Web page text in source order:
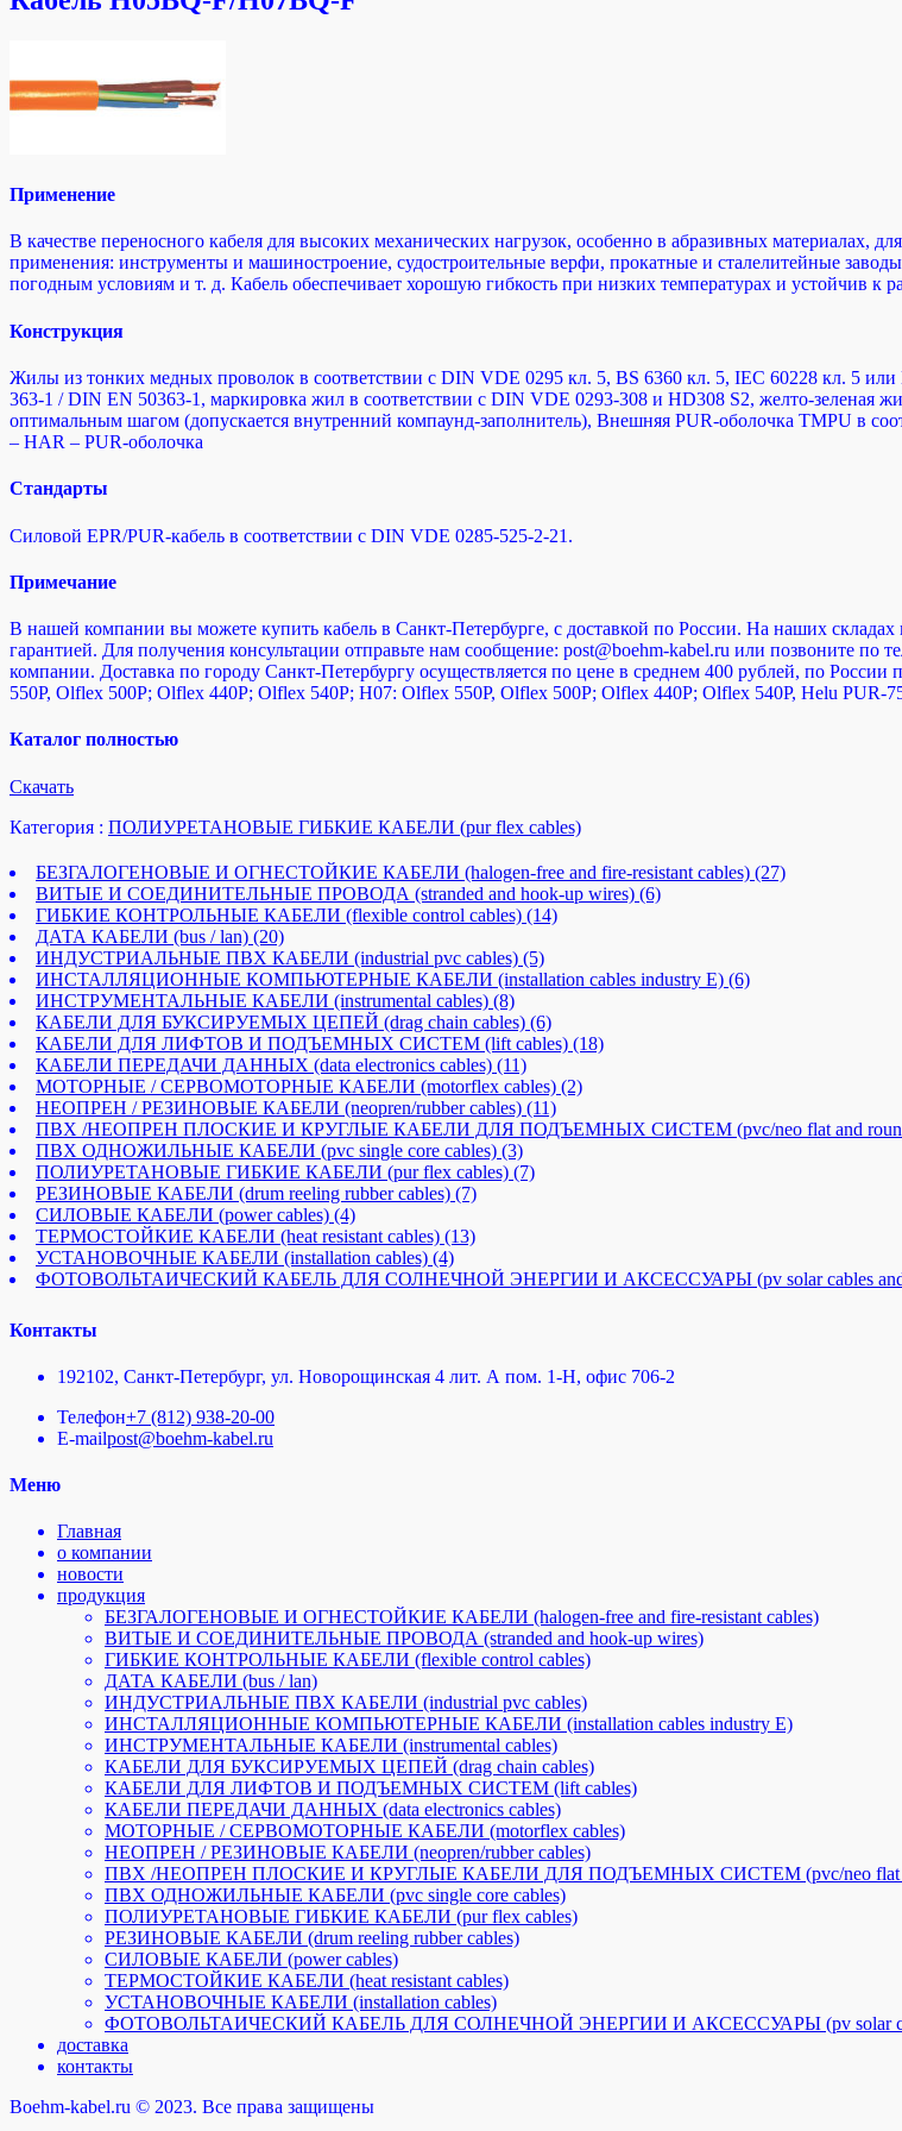
Применение
В качестве переносного кабеля для высоких механических нагрузок, особенно в абразивных
применения: инструменты и машиностроение, судостроительные верфи, прокатные и сталелитейные
погодным условиям и т. д. Кабель обеспечивает хорошую гибкость при низких температурах и устойчив к
Конструкция
Жилы из тонких медных проволок в соответствии с DIN VDE 0295 кл. 5, BS 6360 кл. 5, IEC 60228 кл. 5
363-1 / DIN EN 50363-1, маркировка жил в соответствии с DIN VDE 0293-308 и HD308 S2, желто-зеленая
оптимальным шагом (допускается внутренний компаунд-заполнитель), Внешняя PUR-оболочка TMPU в
– HAR – PUR-оболочка
Стандарты
Силовой EPR/PUR-кабель в соответствии с DIN VDE 0285-525-2-21.
Примечание
В нашей компании вы можете купить кабель в Санкт-Петербурге, с доставкой по России. На наших складах
гарантией. Для получения консультации отправьте нам сообщение: post@boehm-kabel.ru или позвоните
компании. Доставка по городу Санкт-Петербургу осуществляется по цене в среднем 400 рублей, по
550P, Olflex 500P; Olflex 440P; Olflex 540P; H07: Olflex 550P, Olflex 500P; Olflex 440P; Olflex 540P, Helu PUR-
Каталог полностью
Cкачать
Категория : ПОЛИУРЕТАНОВЫЕ ГИБКИЕ КАБЕЛИ (pur flex cables)
БЕЗГАЛОГЕНОВЫЕ И ОГНЕСТОЙКИЕ КАБЕЛИ (halogen-free and fire-resistant cables) (27)
ВИТЫЕ И СОЕДИНИТЕЛЬНЫЕ ПРОВОДА (stranded and hook-up wires) (6)
ГИБКИЕ КОНТРОЛЬНЫЕ КАБЕЛИ (flexible control cables) (14)
ДАТА КАБЕЛИ (bus / lan) (20)
ИНДУСТРИАЛЬНЫЕ ПВХ КАБЕЛИ (industrial pvc cables) (5)
ИНСТАЛЛЯЦИОННЫЕ КОМПЬЮТЕРНЫЕ КАБЕЛИ (installation cables industry E) (6)
ИНСТРУМЕНТАЛЬНЫЕ КАБЕЛИ (instrumental cables) (8)
КАБЕЛИ ДЛЯ БУКСИРУЕМЫХ ЦЕПЕЙ (drag chain cables) (6)
КАБЕЛИ ДЛЯ ЛИФТОВ И ПОДЪЕМНЫХ СИСТЕМ (lift cables) (18)
КАБЕЛИ ПЕРЕДАЧИ ДАННЫХ (data electronics cables) (11)
МОТОРНЫЕ / СЕРВОМОТОРНЫЕ КАБЕЛИ (motorflex cables) (2)
НЕОПРЕН / РЕЗИНОВЫЕ КАБЕЛИ (neopren/rubber cables) (11)
ПВХ /НЕОПРЕН ПЛОСКИЕ И КРУГЛЫЕ КАБЕЛИ ДЛЯ ПОДЪЕМНЫХ СИСТЕМ (pvc/neo flat and round
ПВХ ОДНОЖИЛЬНЫЕ КАБЕЛИ (pvc single core cables) (3)
ПОЛИУРЕТАНОВЫЕ ГИБКИЕ КАБЕЛИ (pur flex cables) (7)
РЕЗИНОВЫЕ КАБЕЛИ (drum reeling rubber cables) (7)
СИЛОВЫЕ КАБЕЛИ (power cables) (4)
ТЕРМОСТОЙКИЕ КАБЕЛИ (heat resistant cables) (13)
УСТАНОВОЧНЫЕ КАБЕЛИ (installation cables) (4)
ФОТОВОЛЬТАИЧЕСКИЙ КАБЕЛЬ ДЛЯ СОЛНЕЧНОЙ ЭНЕРГИИ И АКСЕССУАРЫ (pv solar cables and
Контакты
192102, Санкт-Петербург, ул. Новорощинская 4 лит. А пом. 1-Н, офис 706-2
Телефон+7 (812) 938-20-00
E-mailpost@boehm-kabel.ru
Меню
Главная
о компании
новости
продукция
БЕЗГАЛОГЕНОВЫЕ И ОГНЕСТОЙКИЕ КАБЕЛИ (halogen-free and fire-resistant cables)
ВИТЫЕ И СОЕДИНИТЕЛЬНЫЕ ПРОВОДА (stranded and hook-up wires)
ГИБКИЕ КОНТРОЛЬНЫЕ КАБЕЛИ (flexible control cables)
ДАТА КАБЕЛИ (bus / lan)
ИНДУСТРИАЛЬНЫЕ ПВХ КАБЕЛИ (industrial pvc cables)
ИНСТАЛЛЯЦИОННЫЕ КОМПЬЮТЕРНЫЕ КАБЕЛИ (installation cables industry E)
ИНСТРУМЕНТАЛЬНЫЕ КАБЕЛИ (instrumental cables)
КАБЕЛИ ДЛЯ БУКСИРУЕМЫХ ЦЕПЕЙ (drag chain cables)
КАБЕЛИ ДЛЯ ЛИФТОВ И ПОДЪЕМНЫХ СИСТЕМ (lift cables)
КАБЕЛИ ПЕРЕДАЧИ ДАННЫХ (data electronics cables)
МОТОРНЫЕ / СЕРВОМОТОРНЫЕ КАБЕЛИ (motorflex cables)
НЕОПРЕН / РЕЗИНОВЫЕ КАБЕЛИ (neopren/rubber cables)
ПВХ /НЕОПРЕН ПЛОСКИЕ И КРУГЛЫЕ КАБЕЛИ ДЛЯ ПОДЪЕМНЫХ СИСТЕМ (pvc/neo flat and
ПВХ ОДНОЖИЛЬНЫЕ КАБЕЛИ (pvc single core cables)
ПОЛИУРЕТАНОВЫЕ ГИБКИЕ КАБЕЛИ (pur flex cables)
РЕЗИНОВЫЕ КАБЕЛИ (drum reeling rubber cables)
СИЛОВЫЕ КАБЕЛИ (power cables)
ТЕРМОСТОЙКИЕ КАБЕЛИ (heat resistant cables)
УСТАНОВОЧНЫЕ КАБЕЛИ (installation cables)
ФОТОВОЛЬТАИЧЕСКИЙ КАБЕЛЬ ДЛЯ СОЛНЕЧНОЙ ЭНЕРГИИ И АКСЕССУАРЫ (pv solar
доставка
контакты
Boehm-kabel.ru © 2023. Все права защищены